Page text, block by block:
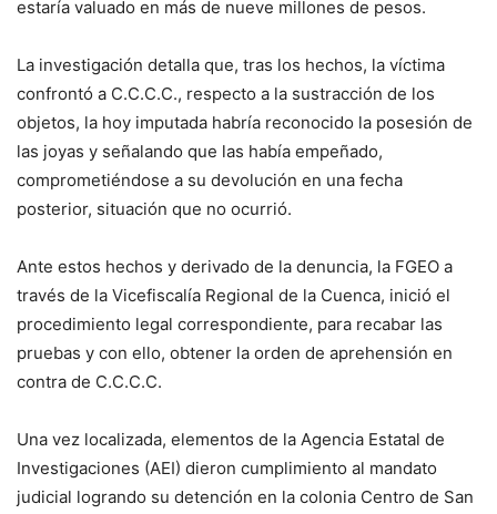
estaría valuado en más de nueve millones de pesos.
La investigación detalla que, tras los hechos, la víctima
confrontó a C.C.C.C., respecto a la sustracción de los
objetos, la hoy imputada habría reconocido la posesión de
las joyas y señalando que las había empeñado,
comprometiéndose a su devolución en una fecha
posterior, situación que no ocurrió.
Ante estos hechos y derivado de la denuncia, la FGEO a
través de la Vicefiscalía Regional de la Cuenca, inició el
procedimiento legal correspondiente, para recabar las
pruebas y con ello, obtener la orden de aprehensión en
contra de C.C.C.C.
Una vez localizada, elementos de la Agencia Estatal de
Investigaciones (AEI) dieron cumplimiento al mandato
judicial logrando su detención en la colonia Centro de San